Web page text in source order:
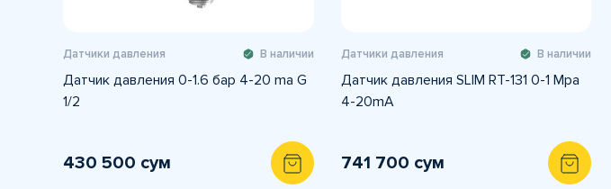
Датчики давления В наличии
Датчик давления 0-1.6 бар 4-20 mа G
1/2
430 500 сум
Датчики давления В наличии
Датчик давления SLIM RT-131 0-1 Mpa
4-20mA
741 700 сум